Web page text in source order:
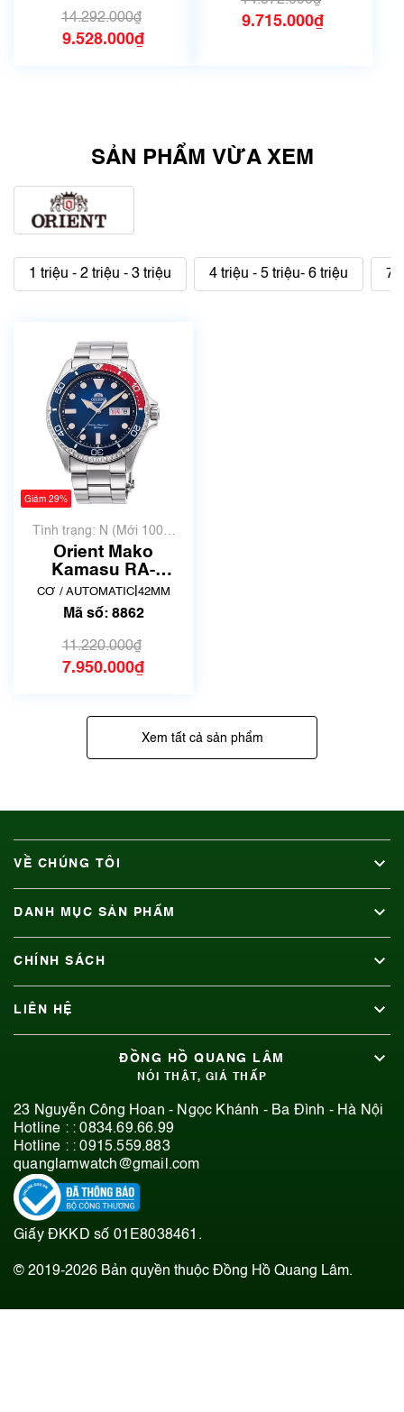
14.292.000₫
9.528.000₫
9.715.000₫
SẢN PHẨM VỪA XEM
1 triệu - 2 triệu - 3 triệu 4 triệu - 5 triệu- 6 triệu 7
Giảm 29%
Tình trạng: N (Mới 100%
chưa qua sử dụng)
Orient Mako
Kamasu RA-
AA0812L19B | Size
42mm| Mã số 8862
CƠ / AUTOMATIC| 42MM
Mã số: 8862
11.220.000₫
7.950.000₫
Xem tất cả sản phẩm
VỀ CHÚNG TÔI
DANH MỤC SẢN PHẨM
CHÍNH SÁCH
LIÊN HỆ
ĐỒNG HỒ QUANG LÂM
NÓI THẬT, GIÁ THẤP
23 Nguyễn Công Hoan - Ngọc Khánh - Ba Đình - Hà Nội
Hotline : :0834.69.66.99
Hotline : :0915.559.883
quanglamwatch@gmail.com
Giấy ĐKKD số 01E8038461.
© 2019-2026 Bản quyền thuộc Đồng Hồ Quang Lâm.